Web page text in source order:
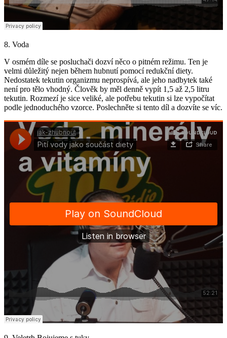
8. Voda
V osmém díle se posluchači dozví něco o pitném režimu. Ten je
velmi důležitý nejen během hubnutí pomocí redukční diety.
Nedostatek tekutin organizmu neprospívá, ale jeho nadbytek také
není pro tělo vhodný. Člověk by měl denně vypít 1,5 až 2,5 litru
tekutin. Rozmezí je sice veliké, ale potřebu tekutin si lze vypočítat
podle jednoduchého vzorce. Poslechněte si tento díl a dozvíte se víc.